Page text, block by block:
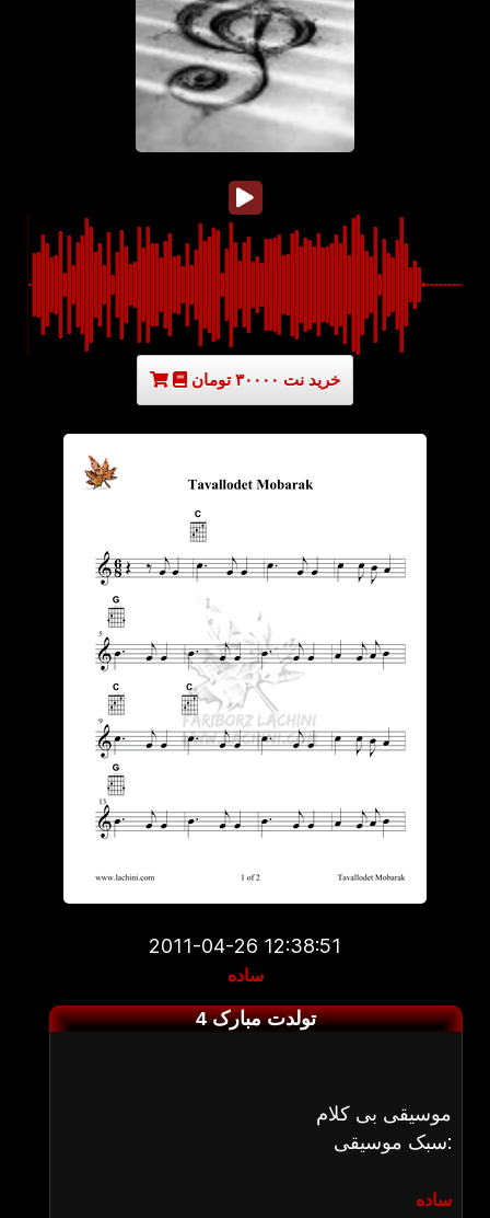
خرید نت ۳۰۰۰۰ تومان
2011-04-26 12:38:51
ساده
تولدت مبارک 4
موسیقی بی کلام
سبک موسیقی:
ساده